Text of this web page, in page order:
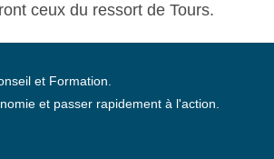
ceux du ressort de Tours.
et Formation.
et passer rapidement à l'action.